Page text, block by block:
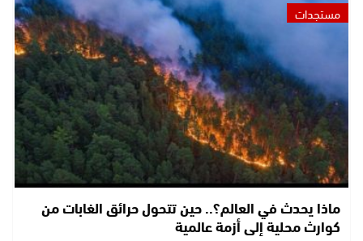
مستجدات
ماذا يحدث في العالم؟.. حين تتحول حرائق الغابات من
كوارث محلية إلى أزمة عالمية